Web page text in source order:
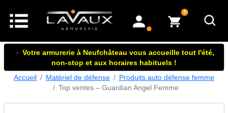
mon compte
0articles dans le panier
☀️ Votre armurerie à Neufchâteau vous accueille tout l'été,
non-stop et aux horaires habituels !
Accueil
Matériel de défense
Produits auto défense femme
Top ventes – Guardian Angel Femme